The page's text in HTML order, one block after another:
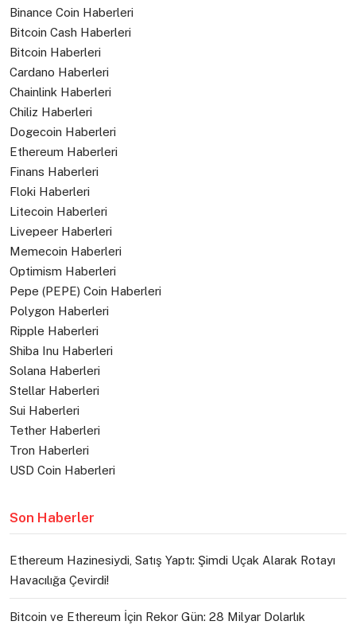
Binance Coin Haberleri
Bitcoin Cash Haberleri
Bitcoin Haberleri
Cardano Haberleri
Chainlink Haberleri
Chiliz Haberleri
Dogecoin Haberleri
Ethereum Haberleri
Finans Haberleri
Floki Haberleri
Litecoin Haberleri
Livepeer Haberleri
Memecoin Haberleri
Optimism Haberleri
Pepe (PEPE) Coin Haberleri
Polygon Haberleri
Ripple Haberleri
Shiba Inu Haberleri
Solana Haberleri
Stellar Haberleri
Sui Haberleri
Tether Haberleri
Tron Haberleri
USD Coin Haberleri
Son Haberler
Ethereum Hazinesiydi, Satış Yaptı: Şimdi Uçak Alarak Rotayı
Havacılığa Çevirdi!
Bitcoin ve Ethereum İçin Rekor Gün: 28 Milyar Dolarlık